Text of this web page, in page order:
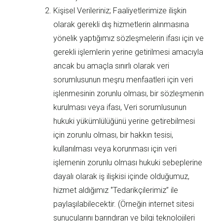
Kişisel Verileriniz; Faaliyetlerimize ilişkin
olarak gerekli dış hizmetlerin alınmasına
yönelik yaptığımız sözleşmelerin ifası için ve
gerekli işlemlerin yerine getirilmesi amacıyla
ancak bu amaçla sınırlı olarak veri
sorumlusunun meşru menfaatleri için veri
işlenmesinin zorunlu olması, bir sözleşmenin
kurulması veya ifası, Veri sorumlusunun
hukuki yükümlülüğünü yerine getirebilmesi
için zorunlu olması, bir hakkın tesisi,
kullanılması veya korunması için veri
işlemenin zorunlu olması hukuki sebeplerine
dayalı olarak iş ilişkisi içinde olduğumuz,
hizmet aldığımız ‘’Tedarikçilerimiz’’ ile
paylaşılabilecektir. (Örneğin internet sitesi
sunucularını barındıran ve bilgi teknolojileri